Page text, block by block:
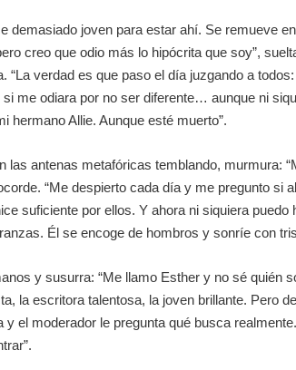
demasiado joven para estar ahí. Se remueve
creo que odio más lo hipócrita que soy”,
verdad es que paso el día juzgando a
me odiara por no ser diferente… aunque ni
hermano Allie. Aunque esté muerto”.
las antenas metafóricas temblando, murmura:
“Me despierto cada día y me pregunto si
suficiente por ellos. Y ahora ni siquiera puedo
Él se encoge de hombros y sonríe con
y susurra: “Me llamo Esther y no sé quién
la escritora talentosa, la joven brillante. Pero
el moderador le pregunta qué busca